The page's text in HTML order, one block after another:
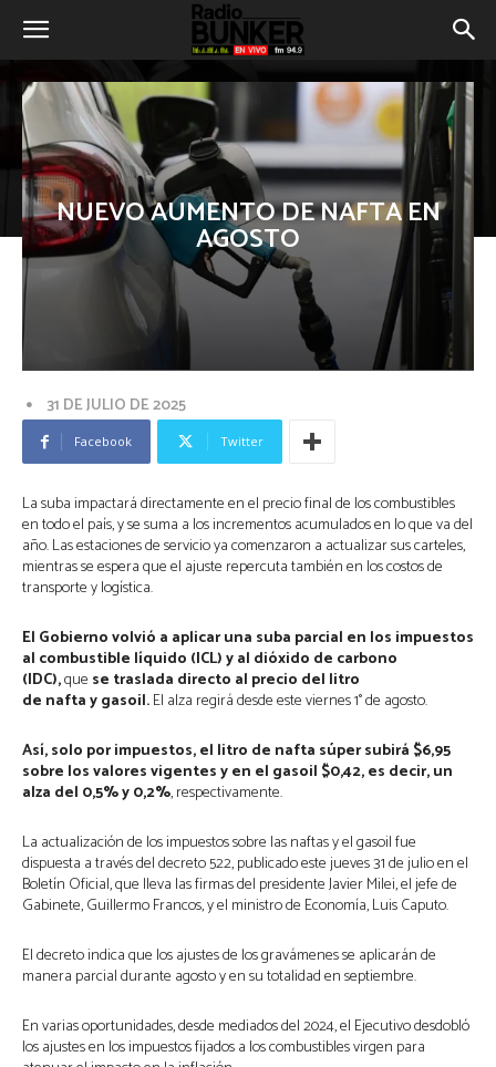
NUEVO AUMENTO DE NAFTA EN
AGOSTO
31 DE JULIO DE 2025
Facebook Twitter
La suba impactará directamente en el precio final de los combustibles
en todo el país, y se suma a los incrementos acumulados en lo que va del
año. Las estaciones de servicio ya comenzaron a actualizar sus carteles,
mientras se espera que el ajuste repercuta también en los costos de
transporte y logística.
El Gobierno volvió a aplicar una suba parcial en los impuestos
al combustible líquido (ICL) y al dióxido de carbono
(IDC),que se traslada directo al precio del litro
de nafta y gasoil.El alza regirá desde este viernes 1° de agosto.
Así, solo por impuestos, el litro de nafta súper subirá $6,95
sobre los valores vigentes y en el gasoil $0,42, es decir, un
alza del 0,5% y 0,2%, respectivamente.
La actualización de los impuestos sobre las naftas y el gasoil fue
dispuesta a través del decreto 522, publicado este jueves 31 de julio en el
Boletín Oficial, que lleva las firmas del presidente Javier Milei, el jefe de
Gabinete, Guillermo Francos, y el ministro de Economía, Luis Caputo.
El decreto indica que los ajustes de los gravámenes se aplicarán de
manera parcial durante agosto y en su totalidad en septiembre.
En varias oportunidades, desde mediados del 2024, el Ejecutivo desdobló
los ajustes en los impuestos fijados a los combustibles virgen para